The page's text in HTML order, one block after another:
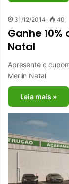
31/12/2014 40
Ganhe
Natal
Apresente o
Merlin Natal
Leia mais »